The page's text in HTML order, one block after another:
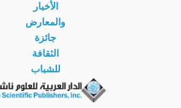
الأخبار
والمعارض
جائزة
الثقافة
للشباب